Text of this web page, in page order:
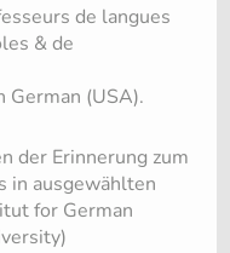
de langues
& de
German (USA).
der Erinnerung zum
in ausgewählten
for German